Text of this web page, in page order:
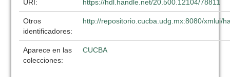
URI: https://hdl.handle.net/20.500.12104/78811
Otros
identificadores:
http://repositorio.cucba.udg.mx:8080/xmlui/
Aparece en las
colecciones:
CUCBA